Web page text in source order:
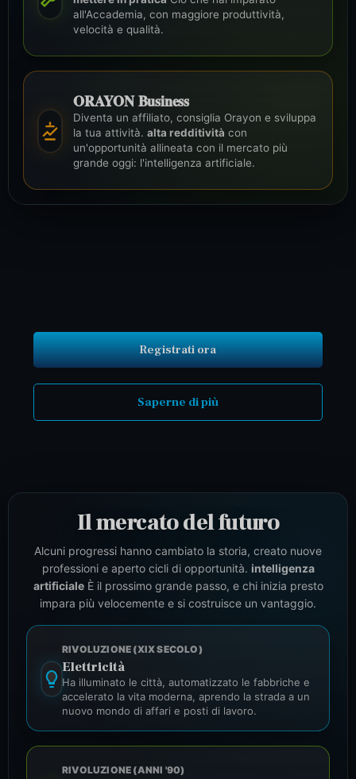
all'Accademia, con maggiore produttività,
velocità e qualità.
ORAYON Business
Diventa un affiliato, consiglia Orayon e sviluppa
la tua attività. alta redditività con
un'opportunità allineata con il mercato più
grande oggi: l'intelligenza artificiale.
Registrati ora
Saperne di più
Il mercato del futuro
Alcuni progressi hanno cambiato la storia, creato nuove
professioni e aperto cicli di opportunità. intelligenza
artificialeÈ il prossimo grande passo, e chi inizia presto
impara più velocemente e si costruisce un vantaggio.
RIVOLUZIONE (XIX SECOLO)
Elettricità
Ha illuminato le città, automatizzato le fabbriche e
accelerato la vita moderna, aprendo la strada a un
nuovo mondo di affari e posti di lavoro.
RIVOLUZIONE (ANNI '90)